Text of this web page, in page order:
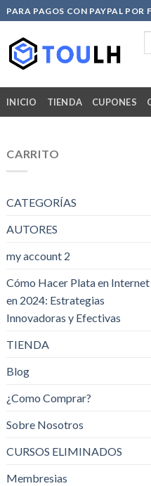
PARA PAGOS CON PAYPAL POR
INICIO TIENDA CUPONES
CARRITO
CATEGORÍAS
AUTORES
my account 2
Cómo Hacer Plata en Internet
en 2024: Estrategias
Innovadoras y Efectivas
TIENDA
Blog
¿Como Comprar?
Sobre Nosotros
CURSOS ELIMINADOS
Membresias